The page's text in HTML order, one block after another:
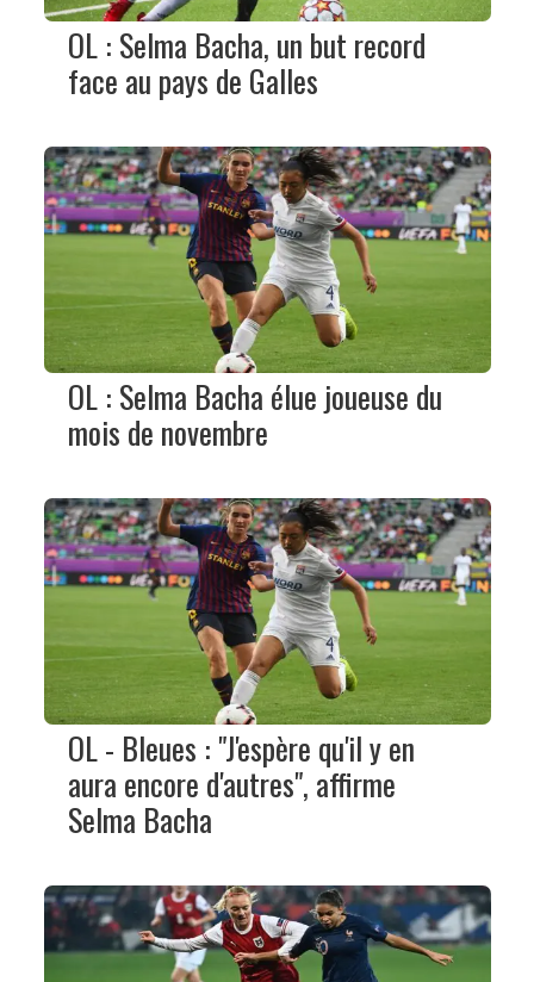
OL : Selma Bacha, un but record
face au pays de Galles
OL : Selma Bacha élue joueuse du
mois de novembre
OL - Bleues : "J'espère qu'il y en
aura encore d'autres", affirme
Selma Bacha